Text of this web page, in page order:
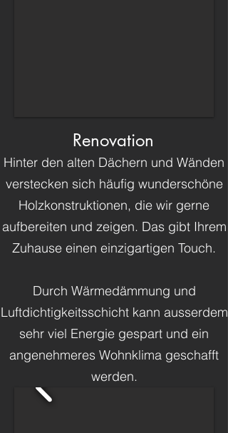
Renovation
Hinter den alten Dächern und Wänden
verstecken sich häufig wunderschöne
Holzkonstruktionen, die wir gerne
aufbereiten und zeigen. Das gibt Ihrem
Zuhause einen einzigartigen Touch.
Durch Wärmedämmung und
Luftdichtigkeitsschicht kann ausserdem
sehr viel Energie gespart und ein
angenehmeres Wohnklima geschafft
werden.